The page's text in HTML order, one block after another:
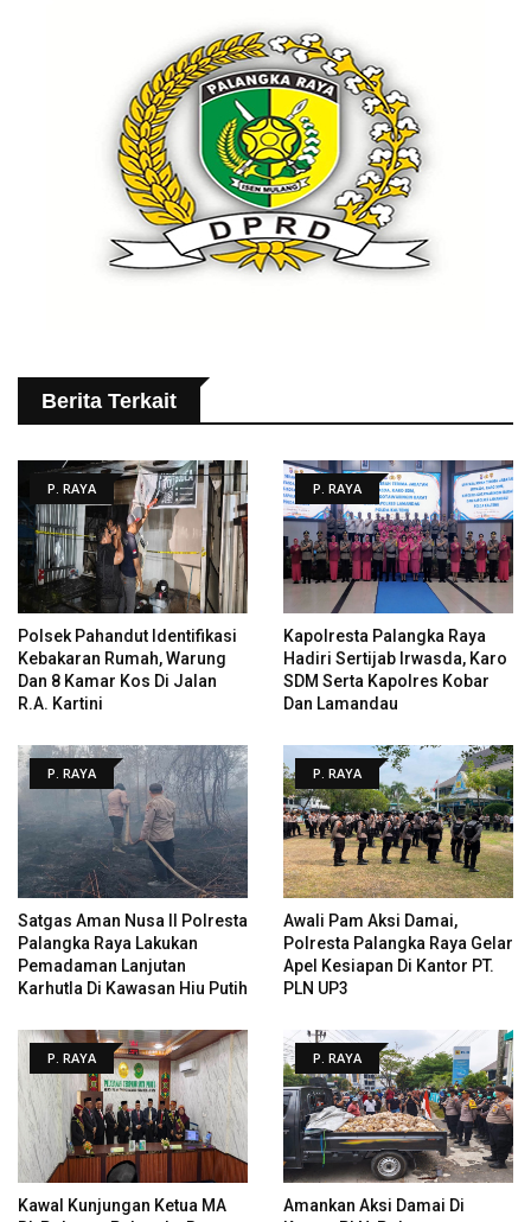
Berita Terkait
P. RAYA
Polsek Pahandut Identifikasi
Kebakaran Rumah, Warung
Dan 8 Kamar Kos Di Jalan
R.A. Kartini
P. RAYA
Kapolresta Palangka Raya
Hadiri Sertijab Irwasda, Karo
SDM Serta Kapolres Kobar
Dan Lamandau
P. RAYA
Satgas Aman Nusa II Polresta
Palangka Raya Lakukan
Pemadaman Lanjutan
Karhutla Di Kawasan Hiu Putih
P. RAYA
Awali Pam Aksi Damai,
Polresta Palangka Raya Gelar
Apel Kesiapan Di Kantor PT.
PLN UP3
P. RAYA
Kawal Kunjungan Ketua MA
P. RAYA
Amankan Aksi Damai Di